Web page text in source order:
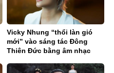
Vicky Nhung “thổi làn gió
mới” vào sáng tác Đông
Thiên Đức bằng âm nhạc